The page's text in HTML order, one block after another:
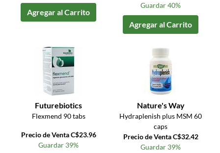
Agregar al Carrito
Guardar 40%
Agregar al Carrito
Futurebiotics
Flexmend 90 tabs
Precio de Venta C$23.96
Guardar 39%
Nature's Way
Hydraplenish plus MSM 60
caps
Precio de Venta C$32.42
Guardar 39%